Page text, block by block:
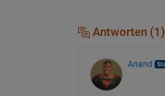
Antworten (1)
Anand